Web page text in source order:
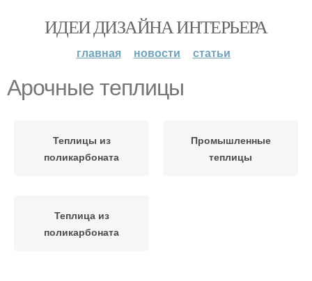
ИДЕИ ДИЗАЙНА ИНТЕРЬЕРА
главная новости статьи
Арочные теплицы
Теплицы из
поликарбоната
Промышленные
теплицы
Теплица из
поликарбоната